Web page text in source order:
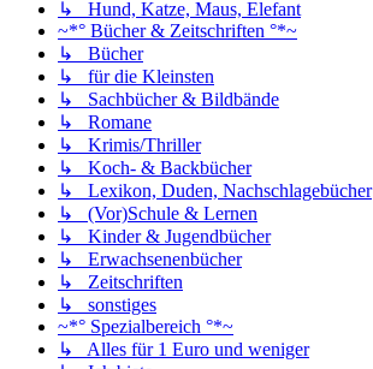
↳ Hund, Katze, Maus, Elefant
~*° Bücher & Zeitschriften °*~
↳ Bücher
↳ für die Kleinsten
↳ Sachbücher & Bildbände
↳ Romane
↳ Krimis/Thriller
↳ Koch- & Backbücher
↳ Lexikon, Duden, Nachschlagebücher
↳ (Vor)Schule & Lernen
↳ Kinder & Jugendbücher
↳ Erwachsenenbücher
↳ Zeitschriften
↳ sonstiges
~*° Spezialbereich °*~
↳ Alles für 1 Euro und weniger